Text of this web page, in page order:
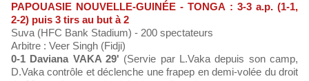
PAPOUASIE NOUVELLE-GUINÉE - TONGA : 3-3 a.p. (1-1,
2-2) puis 3 tirs au but à 2
Suva (HFC Bank Stadium) - 200 spectateurs
Arbitre : Veer Singh (Fidji)
0-1 Daviana VAKA 29' (Servie par L.Vaka depuis son camp,
D.Vaka contrôle et déclenche une frapep en demi-volée du droit